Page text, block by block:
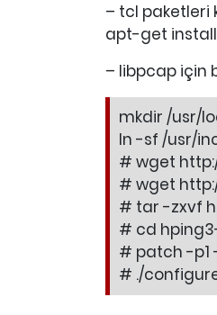
– tcl paketleri
apt-get
– libpcap için
mkdir /usr/
ln -sf /usr/
# wget
# wget
# tar -zxvf
# cd
# patch -p1
# ./